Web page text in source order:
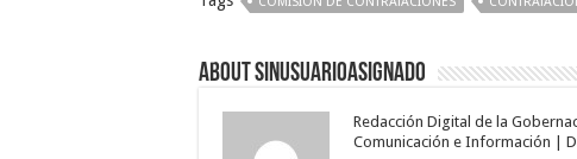
About sinusuarioasignado
Redacción Digital de la
Comunicación e Información |